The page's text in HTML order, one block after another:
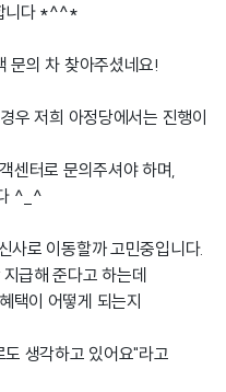
니다 *^^*
문의 차 찾아주셨네요!
우 저희 아정당에서는 진행이
센터로 문의주셔야 하며,
^_^
사로 이동할까 고민중입니다.
급해 준다고 하는데
택이 어떻게 되는지
생각하고 있어요"라고